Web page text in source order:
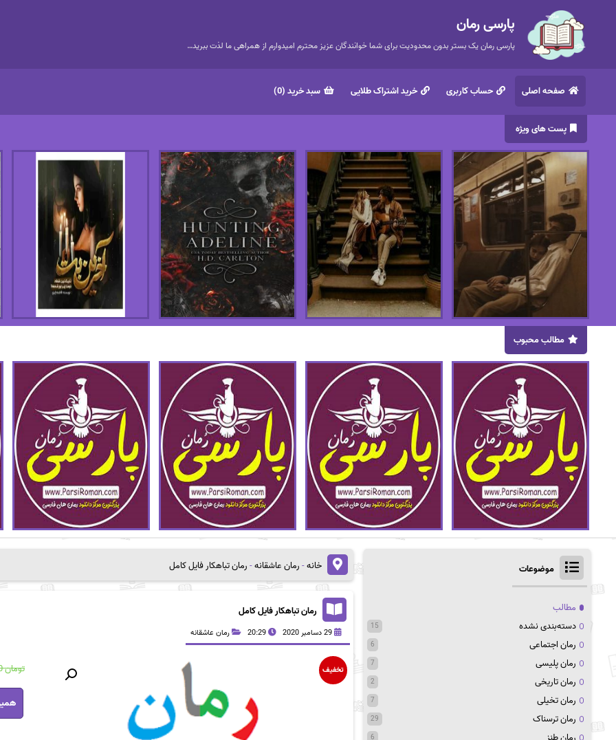
پارسی رمان
پارسی رمان یک بستر بدون محدودیت برای شما خوانندگان عزیز محترم امیدوارم از همراهی ما لذت ببرید…
صفحه اصلی حساب کاربری خرید اشتراک طلایی سبد خرید (0)
پست های ویژه
مطالب محبوب
خانه-رمان عاشقانه-رمان تباهکار فایل کامل
رمان تباهکار فایل کامل
29 دسامبر 2020 20:29 رمان عاشقانه
تخفیف تومان41,000
رمان
تباهکار
فایل
موضوعات
مطالب
دسته‌بندی نشده
15
رمان اجتماعی 6
رمان پلیسی 7
رمان تاریخی 2
رمان تخیلی 7
رمان ترسناک 29
6